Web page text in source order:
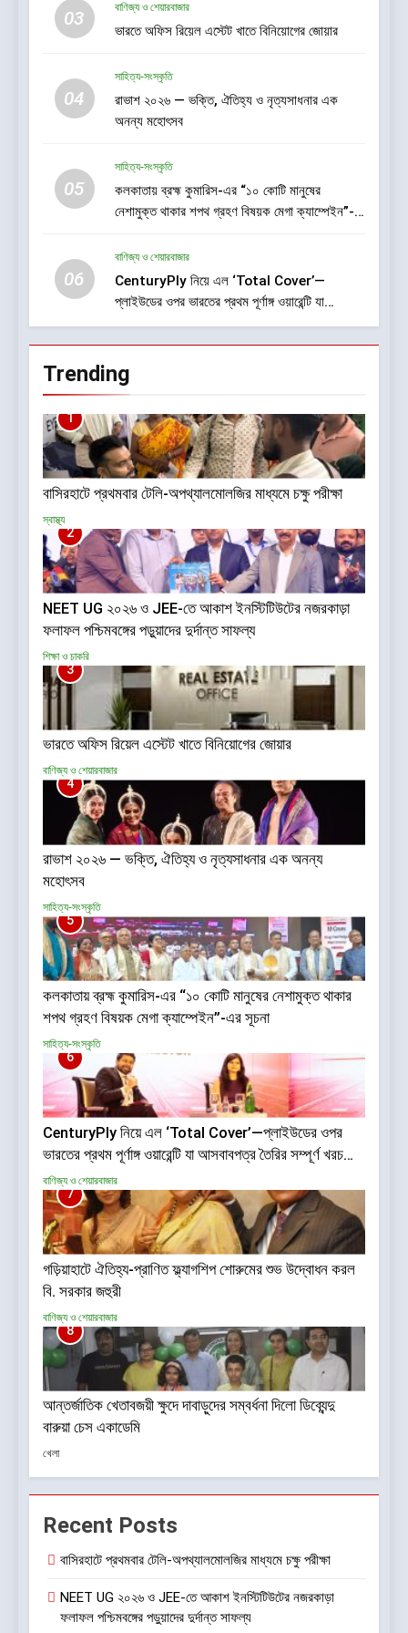
03 বাণিজ্য ও শেয়ারবাজার
ভারতে অফিস রিয়েল এস্টেট খাতে বিনিয়োগের জোয়ার
04
সাহিত্য-সংস্কৃতি
রাভাশ ২০২৬ — ভক্তি, ঐতিহ্য ও নৃত্যসাধনার এক
অনন্য মহোৎসব
05
সাহিত্য-সংস্কৃতি
কলকাতায় ব্রহ্ম কুমারিস-এর “১০ কোটি মানুষের
নেশামুক্ত থাকার শপথ গ্রহণ বিষয়ক মেগা ক্যাম্পেইন”-
06
বাণিজ্য ও শেয়ারবাজার
CenturyPly নিয়ে এল ‘Total Cover’—
প্লাইউডের ওপর ভারতের প্রথম পূর্ণাঙ্গ ওয়ারেন্টি যা
আসবাবপত্র তৈরির সম্পূর্ণ খরচ পুষিয়ে দেয়
Trending
1
বাসিরহাটে প্রথমবার টেলি-অপথ্যালমোলজির মাধ্যমে চক্ষু পরীক্ষা
স্বাস্থ্য
2
NEET UG ২০২৬ ও JEE-তে আকাশ ইনস্টিটিউটের নজরকাড়া
ফলাফল পশ্চিমবঙ্গের পড়ুয়াদের দুর্দান্ত সাফল্য
শিক্ষা ও চাকরি
3
ভারতে অফিস রিয়েল এস্টেট খাতে বিনিয়োগের জোয়ার
বাণিজ্য ও শেয়ারবাজার
4
রাভাশ ২০২৬ — ভক্তি, ঐতিহ্য ও নৃত্যসাধনার এক অনন্য
মহোৎসব
সাহিত্য-সংস্কৃতি
5
কলকাতায় ব্রহ্ম কুমারিস-এর “১০ কোটি মানুষের নেশামুক্ত থাকার
শপথ গ্রহণ বিষয়ক মেগা ক্যাম্পেইন”-এর সূচনা
সাহিত্য-সংস্কৃতি
6
CenturyPly নিয়ে এল ‘Total Cover’—প্লাইউডের ওপর
ভারতের প্রথম পূর্ণাঙ্গ ওয়ারেন্টি যা আসবাবপত্র তৈরির সম্পূর্ণ খরচ
পুষিয়ে দেয়
বাণিজ্য ও শেয়ারবাজার
7
গড়িয়াহাটে ঐতিহ্য-প্রাণিত ফ্ল্যাগশিপ শোরুমের শুভ উদ্বোধন করল
বি. সরকার জহুরী
বাণিজ্য ও শেয়ারবাজার
8
আন্তর্জাতিক খেতাবজয়ী ক্ষুদে দাবাড়ুদের সম্বর্ধনা দিলো ডিব্যেন্দু
বারুয়া চেস একাডেমি
খেলা
Recent Posts
বাসিরহাটে প্রথমবার টেলি-অপথ্যালমোলজির মাধ্যমে চক্ষু পরীক্ষা
NEET UG ২০২৬ ও JEE-তে আকাশ ইনস্টিটিউটের নজরকাড়া
ফলাফল পশ্চিমবঙ্গের পড়ুয়াদের দুর্দান্ত সাফল্য